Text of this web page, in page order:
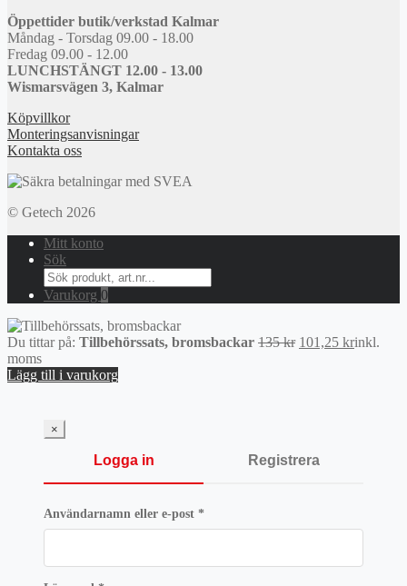
Öppettider butik/verkstad Kalmar
Måndag - Torsdag 09.00 - 18.00
Fredag 09.00 - 12.00
LUNCHSTÄNGT 12.00 - 13.00
Wismarsvägen 3, Kalmar
Köpvillkor
Monteringsanvisningar
Kontakta oss
© Getech 2026
Mitt konto
Sök
Search
for:
Varukorg 0
Du tittar på: Tillbehörssats, bromsbackar 135kr Det
101,25 krDet
inkl.
moms
Lägg till i varukorg
×
Logga in Registrera
Användarnamn eller e-post *Obligatoriskt